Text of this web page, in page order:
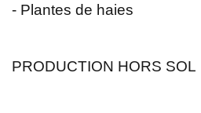
- Plantes de haies
PRODUCTION HORS SOL